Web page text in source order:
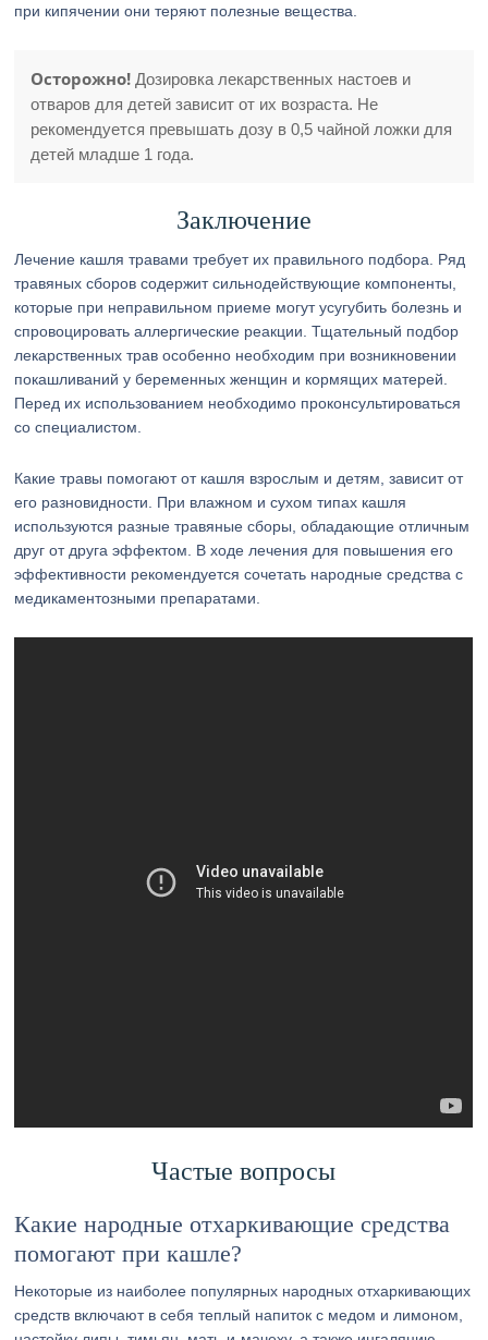
при кипячении они теряют полезные вещества.
Осторожно! Дозировка лекарственных настоев и
отваров для детей зависит от их возраста. Не
рекомендуется превышать дозу в 0,5 чайной ложки для
детей младше 1 года.
Заключение
Лечение кашля травами требует их правильного подбора. Ряд
травяных сборов содержит сильнодействующие компоненты,
которые при неправильном приеме могут усугубить болезнь и
спровоцировать аллергические реакции. Тщательный подбор
лекарственных трав особенно необходим при возникновении
покашливаний у беременных женщин и кормящих матерей.
Перед их использованием необходимо проконсультироваться
со специалистом.
Какие травы помогают от кашля взрослым и детям, зависит от
его разновидности. При влажном и сухом типах кашля
используются разные травяные сборы, обладающие отличным
друг от друга эффектом. В ходе лечения для повышения его
эффективности рекомендуется сочетать народные средства с
медикаментозными препаратами.
Частые вопросы
Какие народные отхаркивающие средства
помогают при кашле?
Некоторые из наиболее популярных народных отхаркивающих
средств включают в себя теплый напиток с медом и лимоном,